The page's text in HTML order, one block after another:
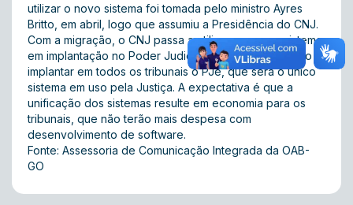
utilizar o novo sistema foi tomada pelo ministro Ayres
Britto, em abril, logo que assumiu a Presidência do CNJ.
Com a migração, o CNJ passa a utilizar o mesmo sistema
em implantação no Poder Judiciário brasileiro. O plano é
implantar em todos os tribunais o PJe, que será o único
sistema em uso pela Justiça. A expectativa é que a
unificação dos sistemas resulte em economia para os
tribunais, que não terão mais despesa com
desenvolvimento de software.
Fonte: Assessoria de Comunicação Integrada da OAB-
GO